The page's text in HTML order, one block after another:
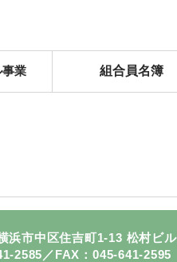
業 組合員名簿
浜市中区住吉町1-13 松村ビ
2585 ／FAX：045-641-2595